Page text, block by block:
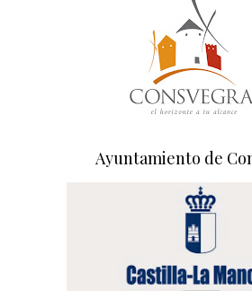
Ayuntamiento de